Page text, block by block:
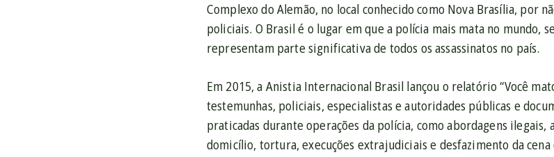
Complexo do Alemão, no local conhecido como Nova Brasília, por
policiais. O Brasil é o lugar em que a polícia mais mata no mundo,
representam parte significativa de todos os assassinatos no país.
Em 2015, a Anistia Internacional Brasil lançou o relatório “Você
testemunhas, policiais, especialistas e autoridades públicas e
praticadas durante operações da polícia, como abordagens ilegais,
domicílio, tortura, execuções extrajudiciais e desfazimento da